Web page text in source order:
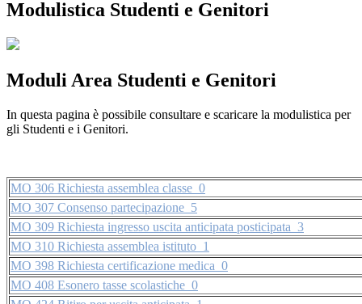
Modulistica Studenti e Genitori
Moduli Area Studenti e Genitori
In questa pagina è possibile consultare e scaricare la modulistica per
gli Studenti e i Genitori.
MO 306 Richiesta assemblea classe_0
MO 307 Consenso partecipazione_5
MO 309 Richiesta ingresso uscita anticipata posticipata_3
MO 310 Richiesta assemblea istituto_1
MO 398 Richiesta certificazione medica_0
MO 408 Esonero tasse scolastiche_0